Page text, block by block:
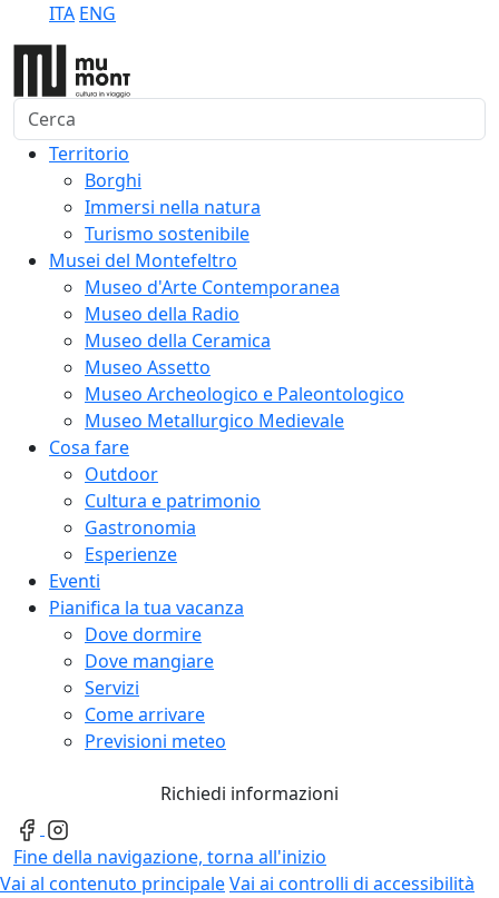
ITA ENG
Cerca
Territorio
Borghi
Immersi nella natura
Turismo sostenibile
Musei del Montefeltro
Museo d'Arte Contemporanea
Museo della Radio
Museo della Ceramica
Museo Assetto
Museo Archeologico e Paleontologico
Museo Metallurgico Medievale
Cosa fare
Outdoor
Cultura e patrimonio
Gastronomia
Esperienze
Eventi
Pianifica la tua vacanza
Dove dormire
Dove mangiare
Servizi
Come arrivare
Previsioni meteo
Richiedi informazioni
Fine della navigazione, torna all'inizio
Vai al contenuto principaleVai ai controlli di accessibilità